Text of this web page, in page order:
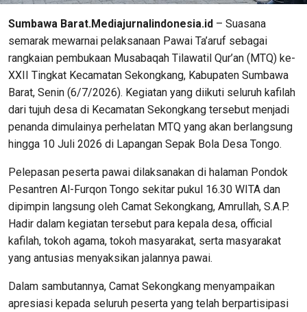
Sumbawa Barat.Mediajurnalindonesia.id – Suasana
semarak mewarnai pelaksanaan Pawai Ta’aruf sebagai
rangkaian pembukaan Musabaqah Tilawatil Qur’an (MTQ) ke-
XXII Tingkat Kecamatan Sekongkang, Kabupaten Sumbawa
Barat, Senin (6/7/2026). Kegiatan yang diikuti seluruh kafilah
dari tujuh desa di Kecamatan Sekongkang tersebut menjadi
penanda dimulainya perhelatan MTQ yang akan berlangsung
hingga 10 Juli 2026 di Lapangan Sepak Bola Desa Tongo.
Pelepasan peserta pawai dilaksanakan di halaman Pondok
Pesantren Al-Furqon Tongo sekitar pukul 16.30 WITA dan
dipimpin langsung oleh Camat Sekongkang, Amrullah, S.A.P.
Hadir dalam kegiatan tersebut para kepala desa, official
kafilah, tokoh agama, tokoh masyarakat, serta masyarakat
yang antusias menyaksikan jalannya pawai.
Dalam sambutannya, Camat Sekongkang menyampaikan
apresiasi kepada seluruh peserta yang telah berpartisipasi